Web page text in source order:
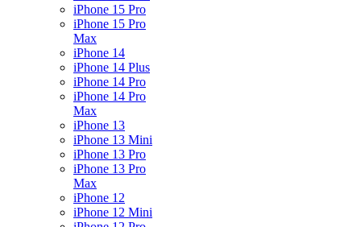
iPhone 15 Pro
iPhone 15 Pro
Max
iPhone 14
iPhone 14 Plus
iPhone 14 Pro
iPhone 14 Pro
Max
iPhone 13
iPhone 13 Mini
iPhone 13 Pro
iPhone 13 Pro
Max
iPhone 12
iPhone 12 Mini